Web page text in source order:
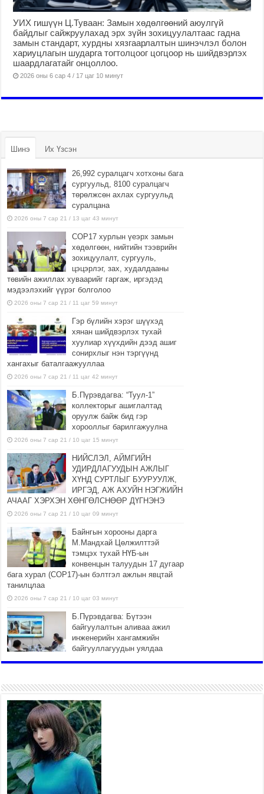
УИХ гишүүн Ц.Туваан: Замын хөдөлгөөний аюулгүй
байдлыг сайжруулахад эрх зүйн зохицуулалтаас гадна
замын стандарт, хурдны хязгаарлалтын шинэчлэл болон
хариуцлагын шударга тогтолцоог цогцоор нь шийдвэрлэх
шаардлагатайг онцоллоо.
2026 оны 6 сар 4 / 17 цаг 10 минут
Шинэ Их Үзсэн
26,992 суралцагч хотхоны бага
сургуульд, 8100 суралцагч
төрөлжсөн ахлах сургуульд
суралцана
2026 оны 7 сар 21 / 13 цаг 43 минут
COP17 хурлын үеэрх замын
хөдөлгөөн, нийтийн тээврийн
зохицуулалт, сургууль,
цэцэрлэг, зах, худалдааны
төвийн ажиллах хуваарийг гаргаж, иргэдэд
мэдээлэхийг үүрэг болголоо
2026 оны 7 сар 21 / 11 цаг 59 минут
Гэр бүлийн хэрэг шүүхэд
хянан шийдвэрлэх тухай
хуулиар хүүхдийн дээд ашиг
сонирхлыг нэн тэргүүнд
хангахыг баталгаажууллаа
2026 оны 7 сар 21 / 11 цаг 42 минут
Б.Пүрэвдагва: “Туул-1”
коллекторыг ашиглалтад
оруулж байж бид гэр
хорооллыг барилгажуулна
2026 оны 7 сар 21 / 10 цаг 15 минут
НИЙСЛЭЛ, АЙМГИЙН
УДИРДЛАГУУДЫН АЖЛЫГ
ХҮНД СУРТЛЫГ БУУРУУЛЖ,
ИРГЭД, АЖ АХУЙН НЭГЖИЙН
АЧААГ ХЭРХЭН ХӨНГӨЛСНӨӨР ДҮГНЭНЭ
2026 оны 7 сар 21 / 10 цаг 09 минут
Байнгын хорооны дарга
М.Мандхай Цөлжилттэй
тэмцэх тухай НҮБ-ын
конвенцын талуудын 17 дугаар
бага хурал (СОР17)-ын бэлтгэл ажлын явцтай
танилцлаа
2026 оны 7 сар 21 / 10 цаг 03 минут
Б.Пүрэвдагва: Бүтээн
байгуулалтын аливаа ажил
инженерийн хангамжийн
байгууллагуудын уялдаа
холбоогүйгээс саатах ёсгүй
“Сэлбэ 20 минутын хот”
төслийн анхны 12 давхар
барилгын үндсэн карказ,
цутгалтын ажил дууслаа
2026 оны 7 сар 20 / 17 цаг 17 минут
Мопед, скүүтер, тэдгээртэй
адилтгах үзүүлэлт бүхий
тээврийн хэрэгсэлтэй
холбоотой нийслэлийн засаг